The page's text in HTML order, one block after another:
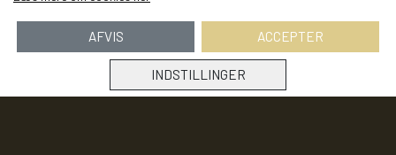
Fortrydelse og reklamation
INDSTILLINGER
AFVIS ACCEPTER